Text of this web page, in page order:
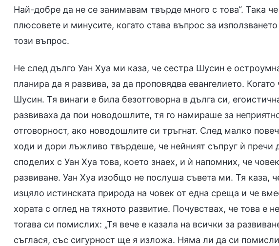
Най-добре да не се занимавам твърде много с това“. Така
плюсовете и минусите, когато става въпрос за
този въпрос.
Не след дълго Уан Хуа ми каза, че сестра Шусин е
планира да я развива, за да проповядва евангелието.
Шусин. Тя винаги е била безотговорна в дълга си,
развиваха да пои новодошлите, тя го намираше за
отговорност, ако новодошлите си тръгнат. След малко
ходи и дори лъжливо твърдеше, че нейният съпруг ѝ пречи
споделих с Уан Хуа това, което знаех, и ѝ напомних, че
развиване. Уан Хуа изобщо не послуша съвета ми. Тя каза,
изцяло истинската природа на човек от една среща и че
хората с оглед на тяхното развитие. Почувствах, че това е
тогава си помислих: „Тя вече е казала на всички за
съглася, със сигурност ще я изложа. Няма ли да си